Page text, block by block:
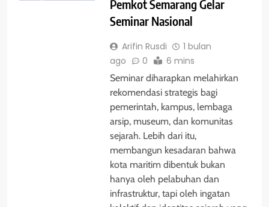
Pemkot Semarang Gelar
Seminar Nasional
Arifin Rusdi
1 bulan
ago
0 6 mins
Seminar diharapkan melahirkan
rekomendasi strategis bagi
pemerintah, kampus, lembaga
arsip, museum, dan komunitas
sejarah. Lebih dari itu,
membangun kesadaran bahwa
kota maritim dibentuk bukan
hanya oleh pelabuhan dan
infrastruktur, tapi oleh ingatan